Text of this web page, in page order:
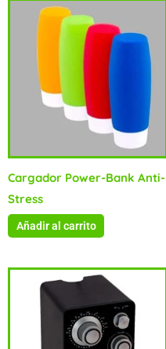
Cargador Power-Bank Anti-
Stress
Añadir al carrito